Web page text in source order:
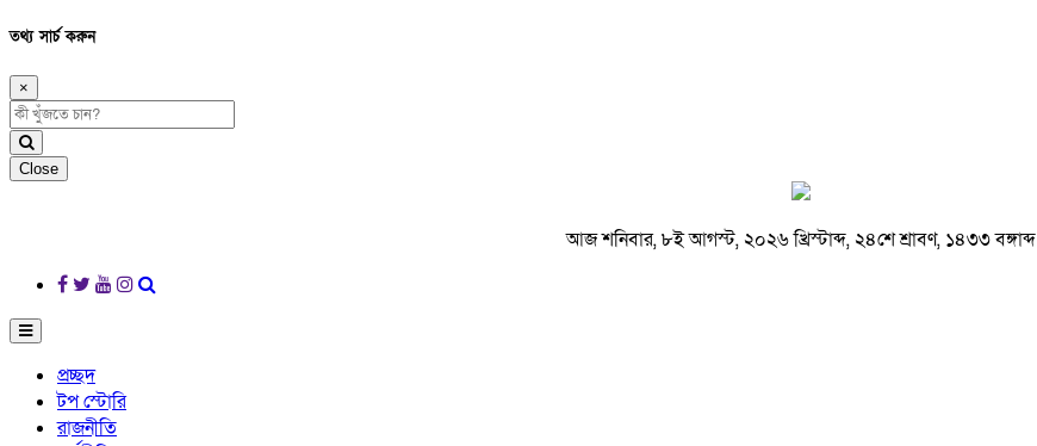
তথ্য সার্চ করুন
×
Close
আজ শনিবার, ৮ই আগস্ট, ২০২৬ খ্রিস্টাব্দ, ২৪শে শ্রাবণ, ১৪৩৩ বঙ্গাব্দ
প্রচ্ছদ
টপ স্টোরি
রাজনীতি